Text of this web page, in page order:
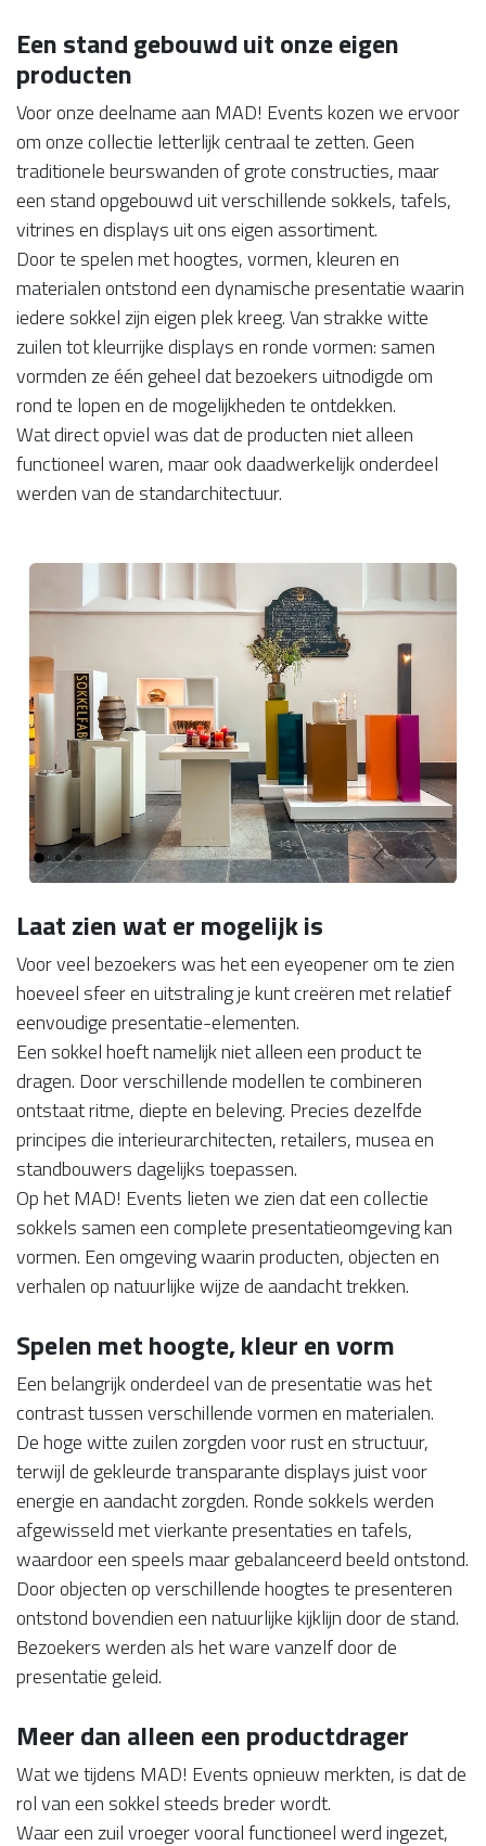
Een stand gebouwd uit onze eigen
producten
Voor onze deelname aan MAD! Events kozen we ervoor
om onze collectie letterlijk centraal te zetten. Geen
traditionele beurswanden of grote constructies, maar
een stand opgebouwd uit verschillende sokkels, tafels,
vitrines en displays uit ons eigen assortiment.
Door te spelen met hoogtes, vormen, kleuren en
materialen ontstond een dynamische presentatie waarin
iedere sokkel zijn eigen plek kreeg. Van strakke witte
zuilen tot kleurrijke displays en ronde vormen: samen
vormden ze één geheel dat bezoekers uitnodigde om
rond te lopen en de mogelijkheden te ontdekken.
Wat direct opviel was dat de producten niet alleen
functioneel waren, maar ook daadwerkelijk onderdeel
werden van de standarchitectuur.
Vorige
Laat zien wat er mogelijk is
Voor veel bezoekers was het een eyeopener om te zien
hoeveel sfeer en uitstraling je kunt creëren met relatief
eenvoudige presentatie-elementen.
Een sokkel hoeft namelijk niet alleen een product te
dragen. Door verschillende modellen te combineren
ontstaat ritme, diepte en beleving. Precies dezelfde
principes die interieurarchitecten, retailers, musea en
standbouwers dagelijks toepassen.
Op het MAD! Events lieten we zien dat een collectie
sokkels samen een complete presentatieomgeving kan
vormen. Een omgeving waarin producten, objecten en
verhalen op natuurlijke wijze de aandacht trekken.
Spelen met hoogte, kleur en vorm
Een belangrijk onderdeel van de presentatie was het
contrast tussen verschillende vormen en materialen.
De hoge witte zuilen zorgden voor rust en structuur,
terwijl de gekleurde transparante displays juist voor
energie en aandacht zorgden. Ronde sokkels werden
afgewisseld met vierkante presentaties en tafels,
waardoor een speels maar gebalanceerd beeld ontstond.
Door objecten op verschillende hoogtes te presenteren
ontstond bovendien een natuurlijke kijklijn door de stand.
Bezoekers werden als het ware vanzelf door de
presentatie geleid.
Meer dan alleen een productdrager
Wat we tijdens MAD! Events opnieuw merkten, is dat de
rol van een sokkel steeds breder wordt.
Waar een zuil vroeger vooral functioneel werd ingezet,